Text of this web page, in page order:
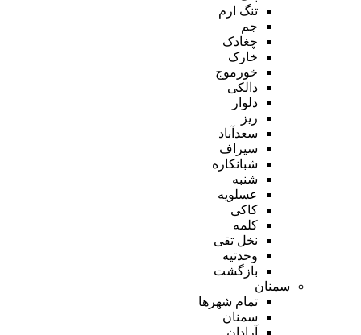
تنگ ارم
جم
چغادک
خارک
خورموج
دالکی
دلوار
ریز
سعدآباد
سیراف
شبانکاره
شنبه
عسلویه
کاکی
کلمه
نخل تقی
وحدتیه
بازگشت
سمنان
تمام شهر‌ها
سمنان
آرادان